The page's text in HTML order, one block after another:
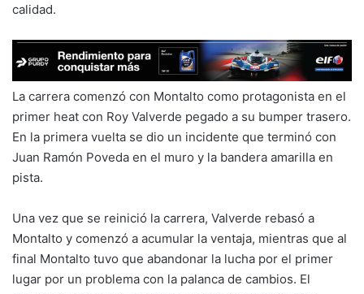
calidad.
La carrera comenzó con Montalto como protagonista en el
primer heat con Roy Valverde pegado a su bumper trasero.
En la primera vuelta se dio un incidente que terminó con
Juan Ramón Poveda en el muro y la bandera amarilla en
pista.
Una vez que se reinició la carrera, Valverde rebasó a
Montalto y comenzó a acumular la ventaja, mientras que al
final Montalto tuvo que abandonar la lucha por el primer
lugar por un problema con la palanca de cambios. El